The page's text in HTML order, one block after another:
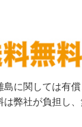
に関しては有償
は弊社が負担し